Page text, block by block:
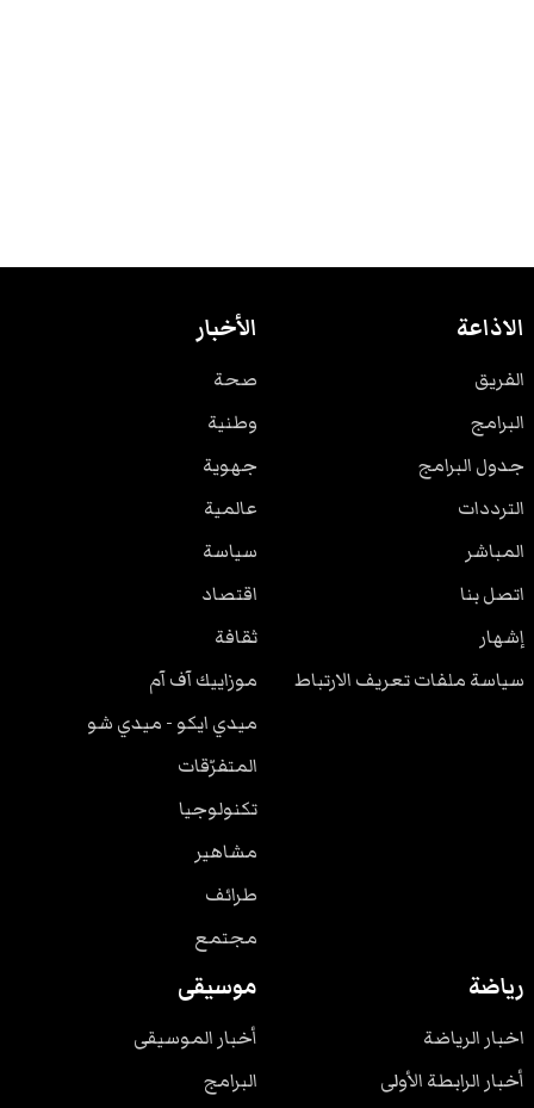
الاذاعة
الفريق
البرامج
جدول البرامج
الترددات
المباشر
اتصل بنا
إشهار
سياسة ملفات تعريف الارتباط
الأخبار
صحة
وطنية
جهوية
عالمية
سياسة
اقتصاد
ثقافة
موزاييك آف آم
ميدي ايكو - ميدي شو
المتفرّقات
تكنولوجيا
مشاهير
طرائف
مجتمع
رياضة
اخبار الرياضة
أخبار الرابطة الأولى
موسيقى
أخبار الموسيقى
البرامج